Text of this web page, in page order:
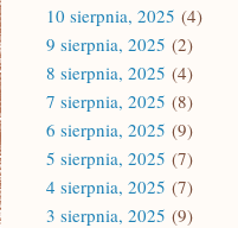
10 sierpnia, 2025 (4)
9 sierpnia, 2025 (2)
8 sierpnia, 2025 (4)
7 sierpnia, 2025 (8)
6 sierpnia, 2025 (9)
5 sierpnia, 2025 (7)
4 sierpnia, 2025 (7)
3 sierpnia, 2025 (9)